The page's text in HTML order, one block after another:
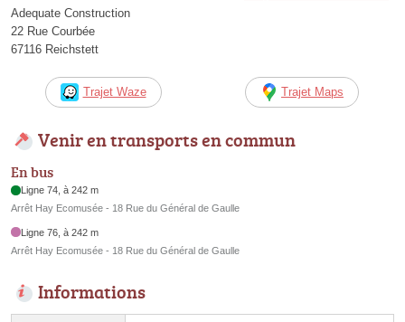
Adequate Construction
22 Rue Courbée
67116 Reichstett
Trajet Waze Trajet Maps
Venir en transports en commun
En bus
Ligne 74, à 242 m
Arrêt Hay Ecomusée - 18 Rue du Général de Gaulle
Ligne 76, à 242 m
Arrêt Hay Ecomusée - 18 Rue du Général de Gaulle
Informations